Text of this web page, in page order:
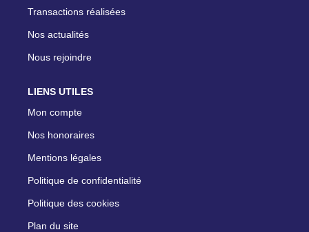
Transactions réalisées
Nos actualités
Nous rejoindre
LIENS UTILES
Mon compte
Nos honoraires
Mentions légales
Politique de confidentialité
Politique des cookies
Plan du site